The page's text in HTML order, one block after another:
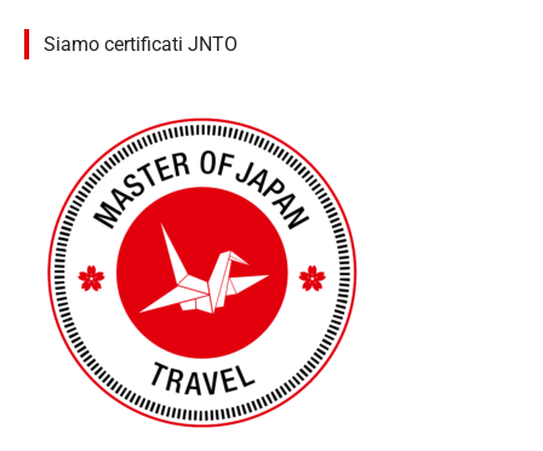
Siamo certificati JNTO